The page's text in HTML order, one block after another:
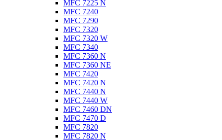
MFC 7225 N
MFC 7240
MFC 7290
MFC 7320
MFC 7320 W
MFC 7340
MFC 7360 N
MFC 7360 NE
MFC 7420
MFC 7420 N
MFC 7440 N
MFC 7440 W
MFC 7460 DN
MFC 7470 D
MFC 7820
MFC 7820 N